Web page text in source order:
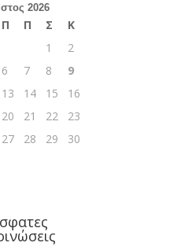
2026
Π Π Σ
Κ
1
2
6 7 8
9
13 14 15
16
20 21 22
23
27 28 29
30